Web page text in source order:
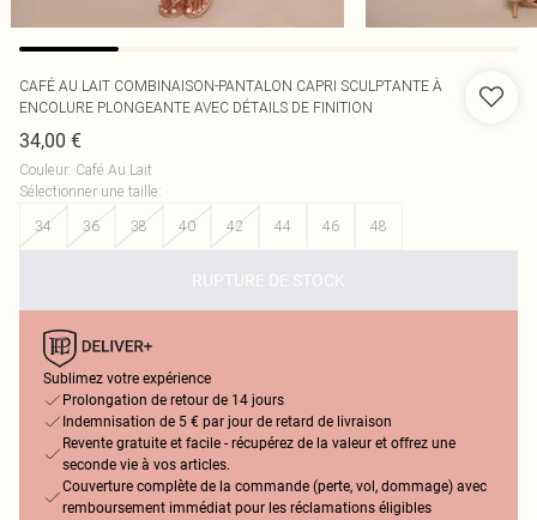
CAFÉ AU LAIT COMBINAISON-PANTALON CAPRI SCULPTANTE À
ENCOLURE PLONGEANTE AVEC DÉTAILS DE FINITION
34,00 €
Couleur: Café Au Lait
Sélectionner une taille:
34
36 38 40 42 44 46 48
RUPTURE DE STOCK
Sublimez votre expérience
Prolongation de retour de 14 jours
Indemnisation de 5 € par jour de retard de livraison
Revente gratuite et facile - récupérez de la valeur et offrez une
seconde vie à vos articles.
Couverture complète de la commande (perte, vol, dommage) avec
remboursement immédiat pour les réclamations éligibles